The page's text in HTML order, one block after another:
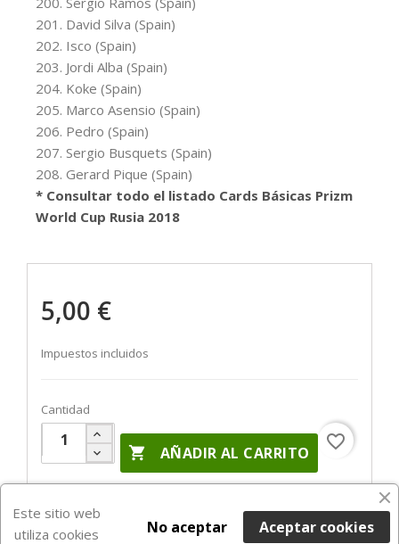
201. David Silva (Spain)
202. Isco (Spain)
203. Jordi Alba (Spain)
204. Koke (Spain)
205. Marco Asensio (Spain)
206. Pedro (Spain)
207. Sergio Busquets (Spain)
208. Gerard Pique (Spain)
* Consultar todo el listado Cards Básicas Prizm
World Cup Rusia 2018
5,00 €
Impuestos incluidos
Cantidad
 AÑADIR AL CARRITO
favorite_border

Este sitio web
utiliza cookies
Aceptar cookies
No aceptar